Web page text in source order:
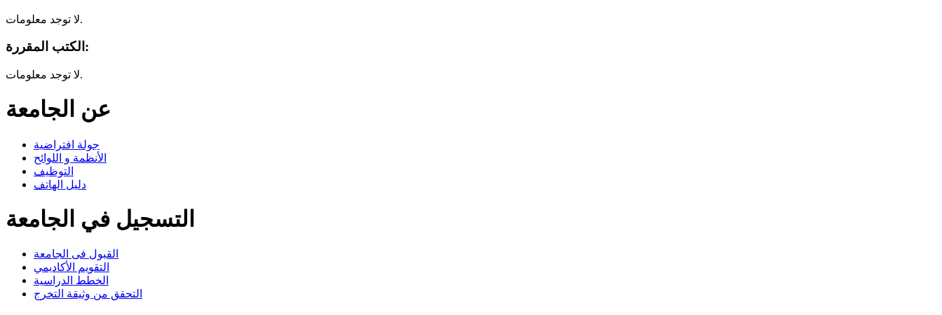
لا توجد معلومات.
الكتب المقررة:
لا توجد معلومات.
عن الجامعة
جولة افتراضية
الأنظمة و اللوائح
التوظيف
دليل الهاتف
التسجيل في الجامعة
القبول فى الجامعة
التقويم الأكاديمي
الخطط الدراسية
التحقق من وثيقة التخرج